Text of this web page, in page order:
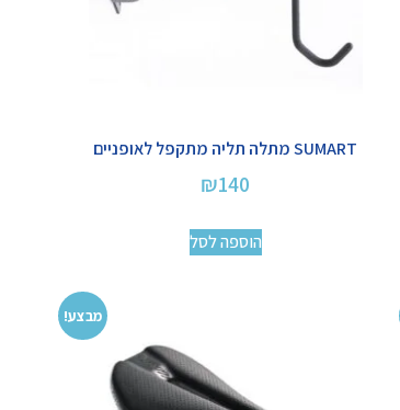
SUMART מתלה תליה מתקפל לאופניים
₪140
הוספה לסל
מבצע!